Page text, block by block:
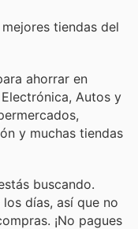
tiendas del
ahorrar en
Autos y
y muchas tiendas
buscando.
días, así que no
¡No pagues